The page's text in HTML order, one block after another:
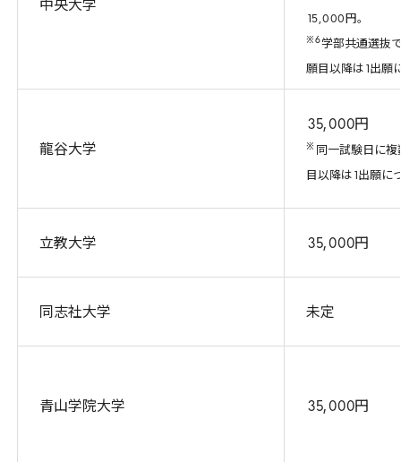
中央大学
15,000 円。
※ 6学部共通選抜
願目以降は 出願
龍谷大学
35,000円
※ 同一試験日に
目以降は 出願に
立教大学 35,000円
同志社大学 未定
青山学院大学 35,000円